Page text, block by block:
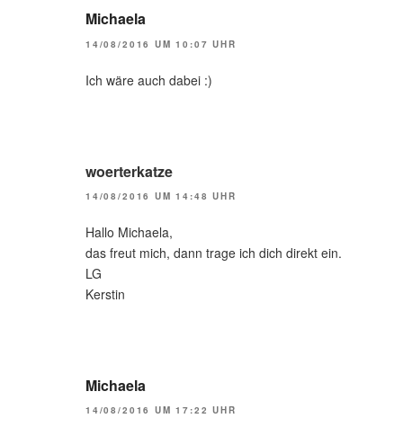
Michaela
14/08/2016 UM 10:07 UHR
Ich wäre auch dabei :)
woerterkatze
14/08/2016 UM 14:48 UHR
Hallo Michaela,
das freut mich, dann trage ich dich direkt ein.
LG
Kerstin
Michaela
14/08/2016 UM 17:22 UHR